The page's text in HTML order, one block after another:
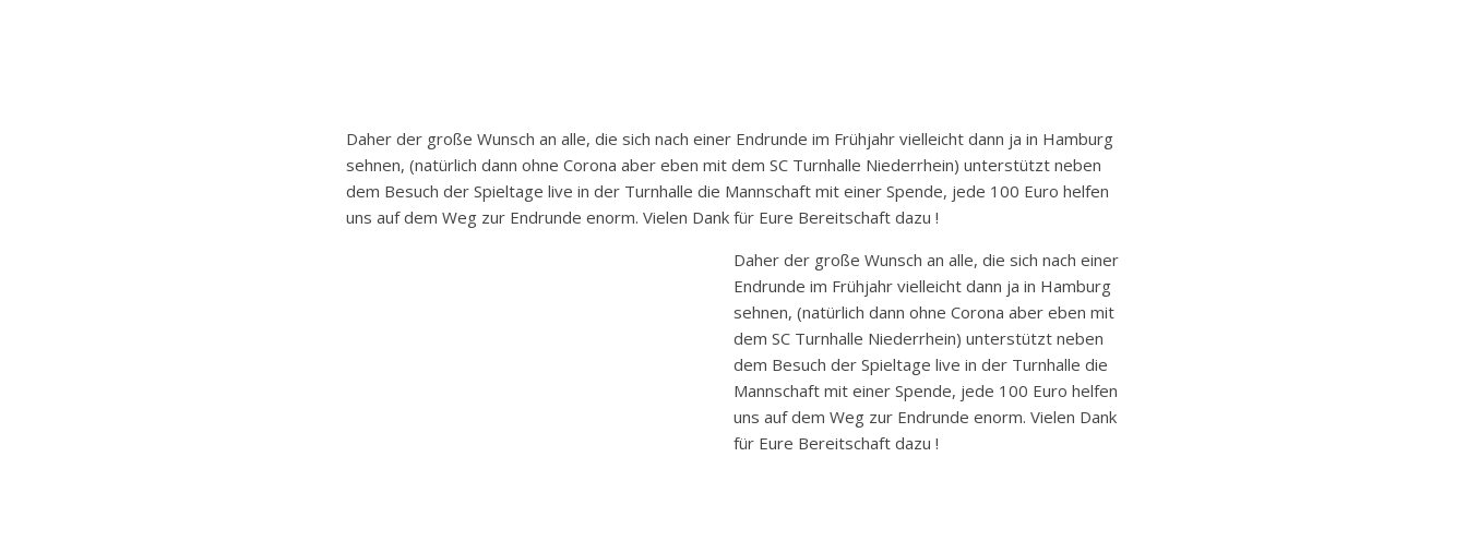
Daher der große Wunsch an alle, die sich nach einer Endrunde im Frühjahr vielleicht dann ja in Hamburg
sehnen, (natürlich dann ohne Corona aber eben mit dem SC Turnhalle Niederrhein) unterstützt neben
dem Besuch der Spieltage live in der Turnhalle die Mannschaft mit einer Spende, jede 100 Euro helfen
uns auf dem Weg zur Endrunde enorm. Vielen Dank für Eure Bereitschaft dazu !
Daher der große Wunsch an alle, die sich nach einer
Endrunde im Frühjahr vielleicht dann ja in Hamburg
sehnen, (natürlich dann ohne Corona aber eben mit
dem SC Turnhalle Niederrhein) unterstützt neben
dem Besuch der Spieltage live in der Turnhalle die
Mannschaft mit einer Spende, jede 100 Euro helfen
uns auf dem Weg zur Endrunde enorm. Vielen Dank
für Eure Bereitschaft dazu !